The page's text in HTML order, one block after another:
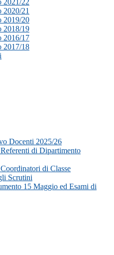
2021/22
2020/21
2019/20
2018/19
2016/17
2017/18
Docenti 2025/26
di Dipartimento
di Classe
Scrutini
15 Maggio ed Esami di